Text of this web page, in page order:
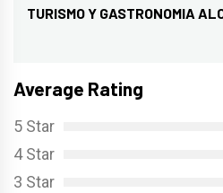
Entrada
TURISMO Y GASTRONOMIA
Average Rating
5 Star
4 Star
3 Star